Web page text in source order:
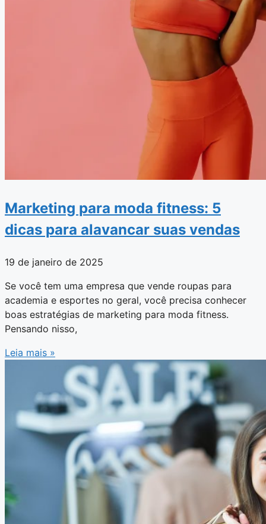
Marketing para moda fitness: 5
dicas para alavancar suas vendas
19 de janeiro de 2025
Se você tem uma empresa que vende roupas para
academia e esportes no geral, você precisa conhecer
boas estratégias de marketing para moda fitness.
Pensando nisso,
Leia mais »